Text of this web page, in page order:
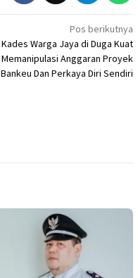
Pos berikutnya
Kades Warga Jaya di Duga Kuat
Memanipulasi Anggaran Proyek
Bankeu Dan Perkaya Diri Sendiri